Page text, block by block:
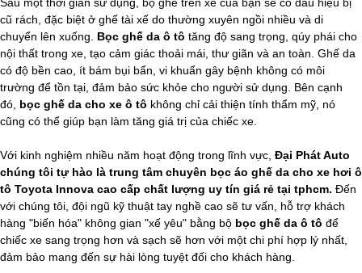
cũ rách, đặc biệt ở ghế tài xế do thường xuyên ngồi nhiều và di
chuyển lên xuống. Bọc ghế da ô tô tăng độ sang trọng, qúy phái cho
nội thất trong xe, tạo cảm giác thoải mái, thư giãn và an toàn. Ghế da
có độ bền cao, ít bám bụi bẩn, vi khuẩn gây bệnh không có môi
trường để tồn tại, đảm bảo sức khỏe cho người sử dụng. Bên cạnh
đó, bọc ghế da cho xe ô tô không chỉ cải thiện tính thẩm mỹ, nó
cũng có thể giúp bạn làm tăng giá trị của chiếc xe.
Với kinh nghiệm nhiều năm hoạt động trong lĩnh vực, Đại Phát Auto
chúng tôi tự hào là trung tâm chuyên bọc áo ghế da cho xe hơi ô
tô Toyota Innova cao cấp chất lượng uy tín giá rẻ tại tphcm. Đến
với chúng tôi, đội ngũ kỹ thuật tay nghề cao sẽ tư vấn, hỗ trợ khách
hàng "biến hóa" không gian "xế yêu" bằng bộ bọc ghế da ô tô để
chiếc xe sang trọng hơn và sạch sẽ hơn với một chi phí hợp lý nhất,
đảm bảo mang đến sự hài lòng tuyệt đối cho khách hàng.